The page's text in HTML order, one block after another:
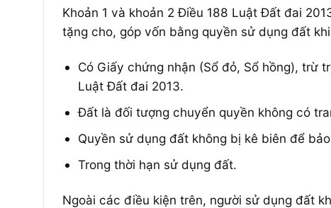
Khoản 1 và khoản 2 Điều 188 Luật Đất đai
tặng cho, góp vốn bằng quyền sử dụng đất
Có Giấy chứng nhận (Sổ đỏ, Sổ hồng), trừ
Luật Đất đai 2013.
Đất là đối tượng chuyển quyền không có
Quyền sử dụng đất không bị kê biên để
Trong thời hạn sử dụng đất.
Ngoài các điều kiện trên, người sử dụng đất